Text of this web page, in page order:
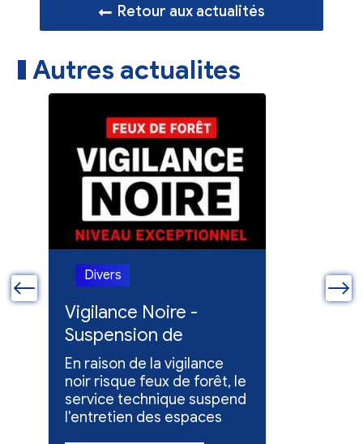
Retour aux actualités
Autres actualites
Divers
Vigilance Noire -
Suspension de
l'entretien des
espaces verts
En raison de la vigilance
noir risque feux de forêt, le
service technique suspend
l'entretien des espaces
Divers
Feux